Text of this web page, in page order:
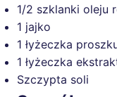
1/2 szklanki oleju
1 jajko
1 łyżeczka
1 łyżeczka
Szczypta soli